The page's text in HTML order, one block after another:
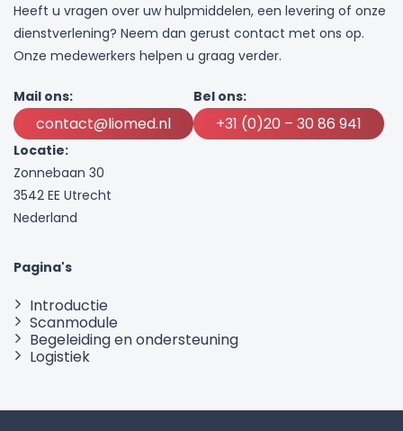
Heeft u vragen over uw hulpmiddelen, een levering of onze
dienstverlening? Neem dan gerust contact met ons op.
Onze medewerkers helpen u graag verder.
Mail ons:
contact@liomed.nl
Bel ons:
+31 (0)20 – 30 86 941
Locatie:
Zonnebaan 30
3542 EE Utrecht
Nederland
Pagina's
Introductie
Scanmodule
Begeleiding en ondersteuning
Logistiek